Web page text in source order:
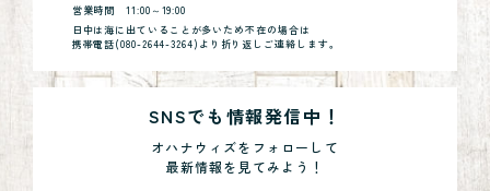
営業時間11:00～19:00
日中は海に出ていることが多いため不在の場合は
携帯電話(080-2644-3264)より折り返しご連絡します。
SNSでも情報発信中！
オハナウィズをフォローして
最新情報を見てみよう！